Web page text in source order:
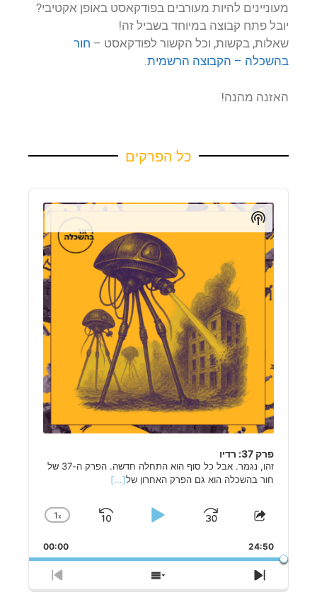
מעוניינים להיות מעורבים בפודקאסט באופן אקטיבי?
יובל פתח קבוצה במיוחד בשביל זה!
שאלות, בקשות, וכל הקשור לפודקאסט – חור
בהשכלה – הקבוצה הרשמית.
האזנה מהנה!
כל הפרקים
Audio
Player
פרק 37: רדיו
זהו, נגמר. אבל כל סוף הוא התחלה חדשה. הפרק ה-37 של
חור בהשכלה הוא גם הפרק האחרון של[...]
Change
Rate
1x
Skip
Backward
PlayJump
Share
Episode
00:00 24:50
Previous
Episode
Show
Episodes
Next
Episode
Show
Podcast
Information